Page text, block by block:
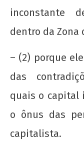
admin
inconstante
dentro da Zona
– (2) porque
das
quais o capital
o ônus das
capitalista.